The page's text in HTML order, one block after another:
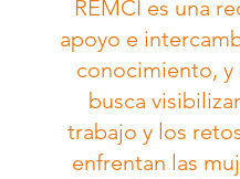
REMCI es una
apoyo e
conocimiento, y
busca
trabajo y los
enfrentan las